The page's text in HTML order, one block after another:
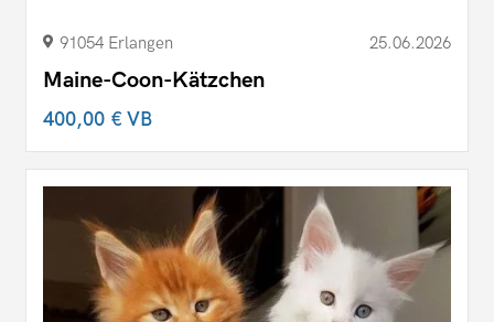
91054 Erlangen 25.06.2026
Maine-Coon-Kätzchen
400,00 €VB